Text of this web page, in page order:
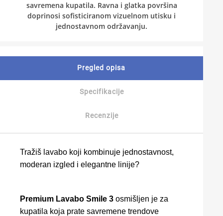
savremena kupatila. Ravna i glatka površina
doprinosi sofisticiranom vizuelnom utisku i
jednostavnom održavanju.
Pregled opisa
Specifikacije
Recenzije
Tražiš lavabo koji kombinuje jednostavnost,
moderan izgled i elegantne linije?
Premium Lavabo Smile 3 osmišljen je za
kupatila koja prate savremene trendove